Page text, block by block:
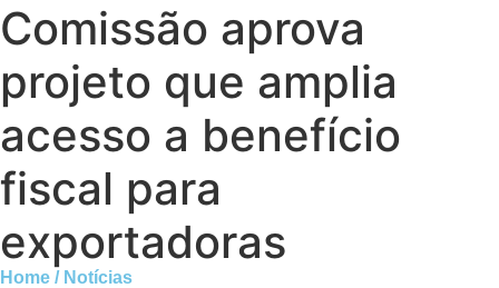
Comissão aprova
projeto que amplia
acesso a benefício
fiscal para
exportadoras
Home / Notícias